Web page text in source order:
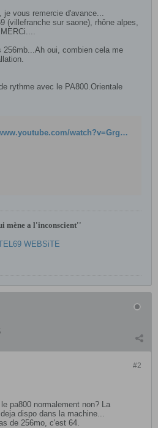
je vous remercie d'avance...
(villefranche sur saone), rhône alpes,
256mb...Ah oui, combien cela me
rythme avec le PA800.Orientale
http://www.youtube.com/watch?v=GrghFIst10Q
mène a l'inconscient''
WEBSiTE
#2
pa800 normalement non? La
dispo dans la machine...
de 256mo, c'est 64.